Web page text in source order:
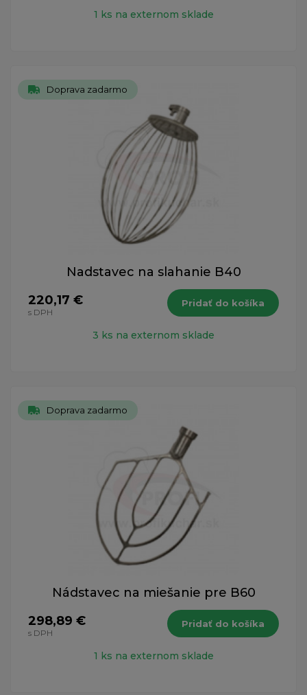
1 ks na externom sklade
Doprava zadarmo
Nadstavec na slahanie B40
220,17 €
s DPH
Pridať do košíka
3 ks na externom sklade
Doprava zadarmo
Nádstavec na miešanie pre B60
298,89 €
s DPH
Pridať do košíka
1 ks na externom sklade